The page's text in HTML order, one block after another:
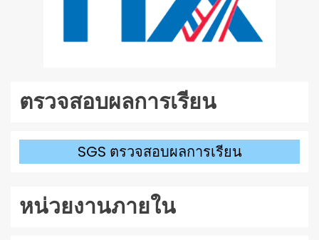
ตรวจสอบผลการเรียน
SGS ตรวจสอบผลการเรียน
หน่วยงานภายใน